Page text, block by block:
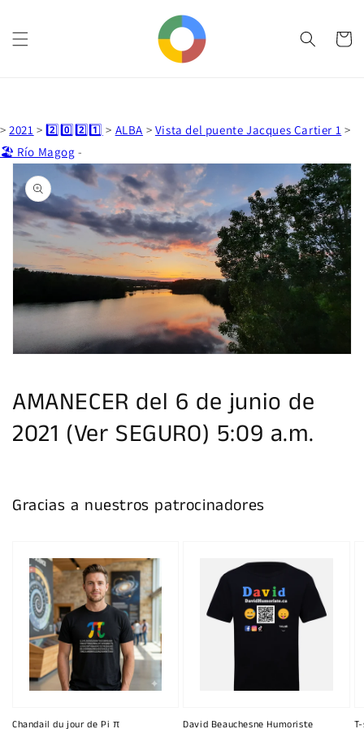
al contenido
Carrito
>2021 >2️⃣0️⃣2️⃣1️⃣ > ALBA > Vista del puente Jacques Cartier 1 >
🏖️ Río Magog -
Ir
directamente
a la
información
del producto
Abrir
elemento
multimedia
vista
de
galería
AMANECER del 6 de junio de
2021 (Ver SEGURO) 5:09 a.m.
Gracias a nuestros patrocinadores
Chandail du jour de Pi π David Beauchesne Humoriste